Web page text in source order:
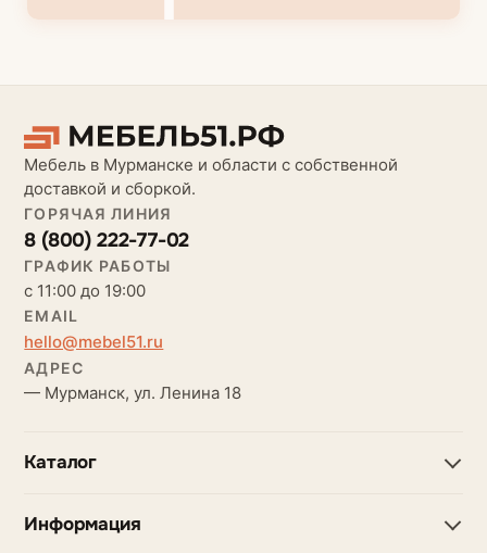
Мебель в Мурманске и области с собственной
доставкой и сборкой.
ГОРЯЧАЯ ЛИНИЯ
8 (800) 222-77-02
ГРАФИК РАБОТЫ
с 11:00 до 19:00
EMAIL
hello@mebel51.ru
АДРЕС
— Мурманск, ул. Ленина 18
Каталог
Информация